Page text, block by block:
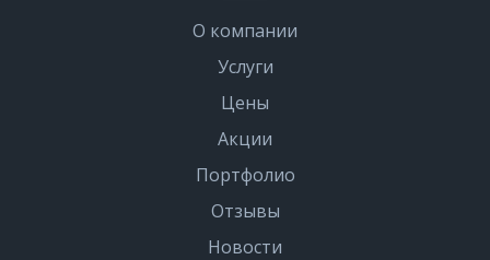
О компании
Услуги
Цены
Акции
Портфолио
Отзывы
Новости